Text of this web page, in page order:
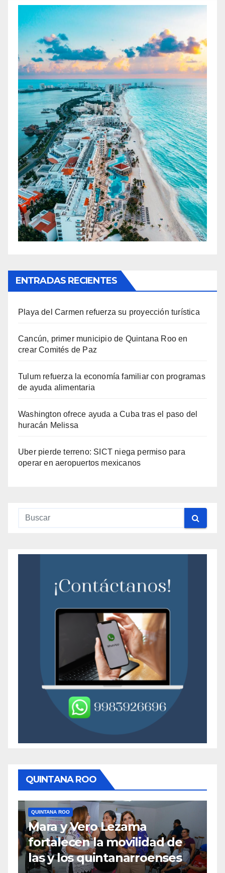
ENTRADAS RECIENTES
Playa del Carmen refuerza su proyección turística
Cancún, primer municipio de Quintana Roo en
crear Comités de Paz
Tulum refuerza la economía familiar con programas
de ayuda alimentaria
Washington ofrece ayuda a Cuba tras el paso del
huracán Melissa
Uber pierde terreno: SICT niega permiso para
operar en aeropuertos mexicanos
QUINTANA ROO
Lezama
movilidad de
QUINTANA ROO
Medidas
mejorar el
en Tulum